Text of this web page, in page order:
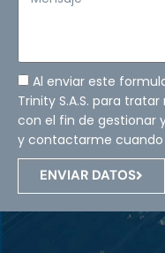
Al enviar este
Trinity S.A.S. para
con el fin de gestionar
y contactarme cuando
ENVIAR DATOS